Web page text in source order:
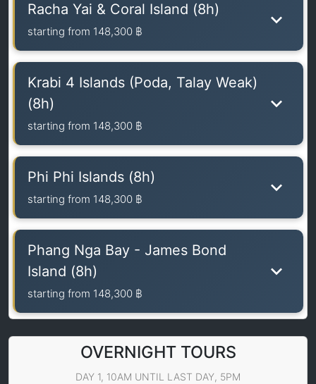
Racha Yai & Coral Island (8h)
starting from 148,300 ฿
Krabi 4 Islands (Poda, Talay Weak)
(8h)
starting from 148,300 ฿
Phi Phi Islands (8h)
starting from 148,300 ฿
Phang Nga Bay - James Bond
Island (8h)
starting from 148,300 ฿
OVERNIGHT TOURS
DAY 1, 10AM UNTIL LAST DAY, 5PM